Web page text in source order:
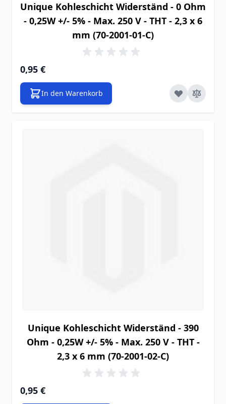
Unique Kohleschicht Widerständ - 0 Ohm
- 0,25W +/- 5% - Max. 250 V - THT - 2,3 x 6
mm (70-2001-01-C)
0,95 €
In den Warenkorb
Unique Kohleschicht Widerständ - 390
Ohm - 0,25W +/- 5% - Max. 250 V - THT -
2,3 x 6 mm (70-2001-02-C)
0,95 €